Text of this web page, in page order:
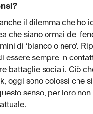
anche il dilemma che
che siano ormai dei
di ‘bianco o nero’.
essere sempre in
battaglie sociali. Ciò
oggi sono colossi che
senso, per loro